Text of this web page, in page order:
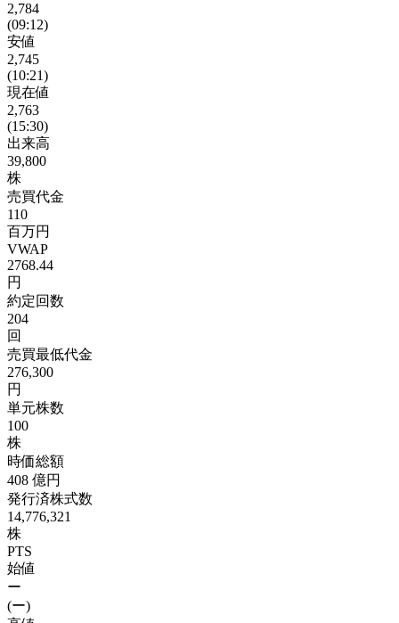
2,784
(09:12)
安値
2,745
(10:21)
現在値
2,763
(15:30)
出来高
39,800
株
売買代金
110
百万円
VWAP
2768.44
円
約定回数
204
回
売買最低代金
276,300
円
単元株数
100
株
時価総額
408 億円
発行済株式数
14,776,321
株
PTS
始値
ー
(ー)